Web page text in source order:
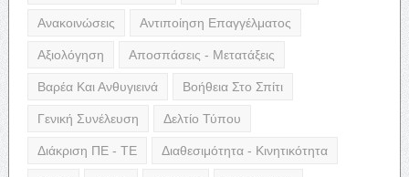
Ανακοινώσεις Αντιποίηση Επαγγέλματος
Αξιολόγηση Αποσπάσεις - Μετατάξεις
Βαρέα Και Ανθυγιεινά Βοήθεια Στο Σπίτι
Γενική Συνέλευση Δελτίο Τύπου
Διάκριση ΠΕ - ΤΕ Διαθεσιμότητα - Κινητικότητα